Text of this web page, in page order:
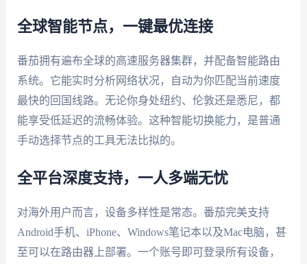
全球智能节点，一键最优连接
番茄拥有遍布全球的高速服务器集群，并配备智能路由
系统。它能实时分析网络状况，自动为你匹配当前速度
最快的回国线路。无论你身处纽约、伦敦还是悉尼，都
能享受低延迟的流畅体验。这种智能切换能力，是普通
手动选择节点的工具无法比拟的。
全平台深度支持，一人多端无忧
对海外用户而言，设备多样性是常态。番茄完美支持
Android手机、iPhone、Windows笔记本以及Mac电脑，甚
至可以在路由器上部署。一个账号即可登录所有设备，